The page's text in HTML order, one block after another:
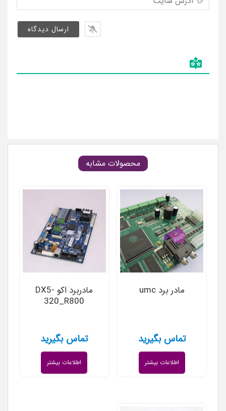
محصولات مشابه
مادر برد umc
تماس بگیرید
اطلاعات بیشتر
مادربرد اکو DX5-
320_R800
تماس بگیرید
اطلاعات بیشتر